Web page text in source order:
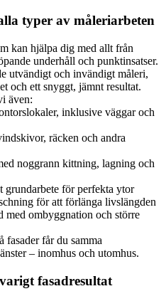
typer av måleriarbeten
kan hjälpa dig med allt från
underhåll och punktinsatser.
utvändigt och invändigt måleri,
och ett snyggt, jämnt resultat.
även:
inklusive väggar och
räcken och andra
noggrann kittning, lagning och
grundarbete för perfekta ytor
för att förlänga livslängden
med ombyggnation och större
fasader får du samma
– inomhus och utomhus.
fasadresultat